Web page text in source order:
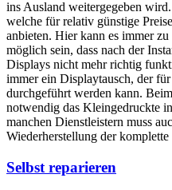
ins Ausland weitergegeben
welche für relativ günstige
anbieten. Hier kann es immer
möglich sein, dass nach der
Displays nicht mehr richtig
immer ein Displaytausch, der
durchgeführt werden kann.
notwendig das Kleingedruckte
manchen Dienstleistern muss
Wiederherstellung der
Selbst reparieren